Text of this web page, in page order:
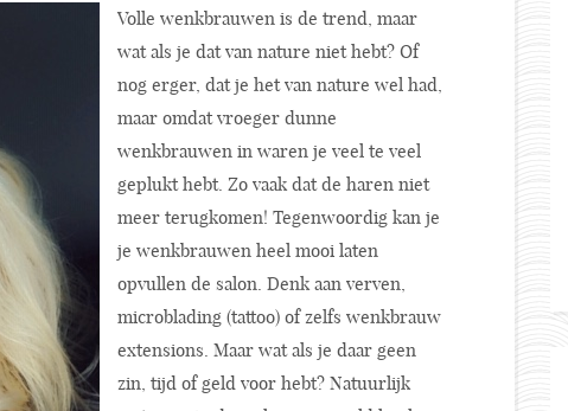
Volle wenkbrauwen is de trend, maar
wat als je dat van nature niet hebt? Of
nog erger, dat je het van nature wel had,
maar omdat vroeger dunne
wenkbrauwen in waren je veel te veel
geplukt hebt. Zo vaak dat de haren niet
meer terugkomen! Tegenwoordig kan je
je wenkbrauwen heel mooi laten
opvullen de salon. Denk aan verven,
microblading (tattoo) of zelfs wenkbrauw
extensions. Maar wat als je daar geen
zin, tijd of geld voor hebt? Natuurlijk